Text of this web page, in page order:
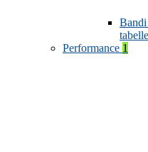
Bandi
Performance 1